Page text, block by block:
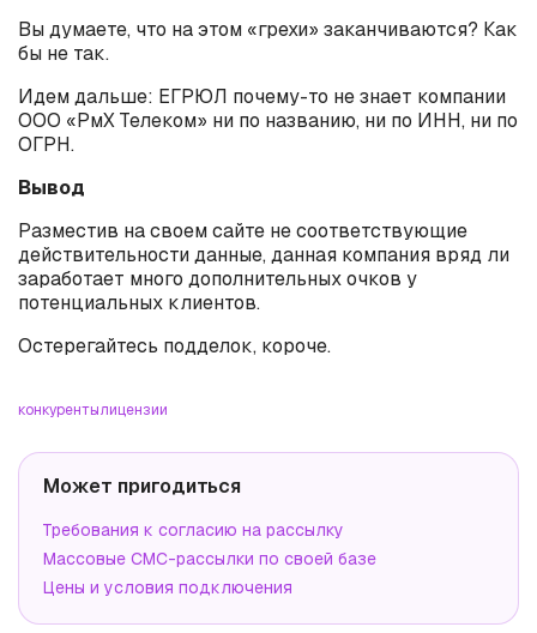
Вы думаете, что на этом «грехи» заканчиваются? Как
бы не так.
Идем дальше: ЕГРЮЛ почему-то не знает компании
ООО «РмХ Телеком» ни по названию, ни по ИНН, ни по
ОГРН.
Вывод
Разместив на своем сайте не соответствующие
действительности данные, данная компания вряд ли
заработает много дополнительных очков у
потенциальных клиентов.
Остерегайтесь подделок, короче.
конкурентылицензии
Может пригодиться
Требования к согласию на рассылку
Массовые СМС-рассылки по своей базе
Цены и условия подключения